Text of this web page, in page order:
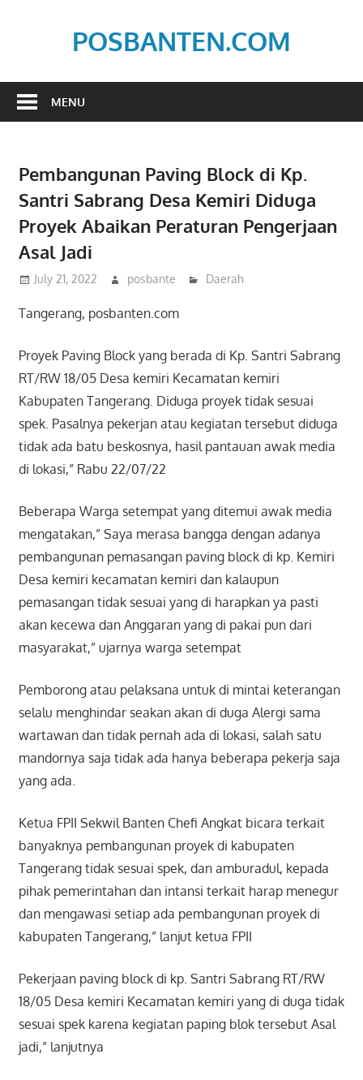
POSBANTEN.COM
Dan
MENU
Pembangunan Paving Block di Kp.
Santri Sabrang Desa Kemiri Diduga
Proyek Abaikan Peraturan Pengerjaan
Asal Jadi
July 21, 2022 posbante Daerah
Tangerang, posbanten.com
Proyek Paving Block yang berada di Kp. Santri Sabrang
RT/RW 18/05 Desa kemiri Kecamatan kemiri
Kabupaten Tangerang. Diduga proyek tidak sesuai
spek. Pasalnya pekerjan atau kegiatan tersebut diduga
tidak ada batu beskosnya, hasil pantauan awak media
di lokasi,” Rabu 22/07/22
Beberapa Warga setempat yang ditemui awak media
mengatakan,” Saya merasa bangga dengan adanya
pembangunan pemasangan paving block di kp. Kemiri
Desa kemiri kecamatan kemiri dan kalaupun
pemasangan tidak sesuai yang di harapkan ya pasti
akan kecewa dan Anggaran yang di pakai pun dari
masyarakat,” ujarnya warga setempat
Pemborong atau pelaksana untuk di mintai keterangan
selalu menghindar seakan akan di duga Alergi sama
wartawan dan tidak pernah ada di lokasi, salah satu
mandornya saja tidak ada hanya beberapa pekerja saja
yang ada.
Ketua FPII Sekwil Banten Chefi Angkat bicara terkait
banyaknya pembangunan proyek di kabupaten
Tangerang tidak sesuai spek, dan amburadul, kepada
pihak pemerintahan dan intansi terkait harap menegur
dan mengawasi setiap ada pembangunan proyek di
kabupaten Tangerang,” lanjut ketua FPII
Pekerjaan paving block di kp. Santri Sabrang RT/RW
18/05 Desa kemiri Kecamatan kemiri yang di duga tidak
sesuai spek karena kegiatan paping blok tersebut Asal
jadi,” lanjutnya